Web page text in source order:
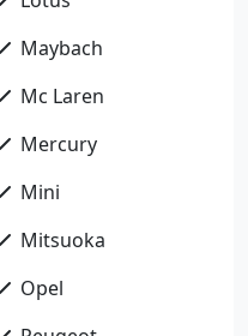
Maybach
Mc Laren
Mercury
Mini
Mitsuoka
Opel